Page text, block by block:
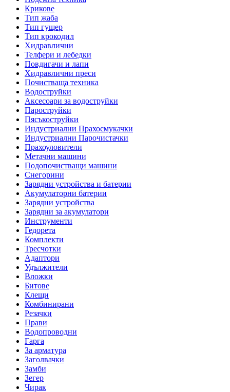
Крикове
Тип жаба
Тип гущер
Тип крокодил
Хидравлични
Телфери и лебедки
Повдигачи и лапи
Хидравлични преси
Почистваща техника
Водоструйки
Аксесоари за водоструйки
Пароструйки
Пясъкоструйки
Индустриални Прахосмукачки
Индустриални Парочистачки
Прахоуловители
Метачни машини
Подопочистващи машини
Снегорини
Зарядни устройства и батерии
Акумулаторни батерии
Зарядни устройства
Зарядни за акумулатори
Инструменти
Гедорета
Комплекти
Тресчотки
Адаптори
Удължители
Вложки
Битове
Клещи
Комбинирани
Резачки
Прави
Водопроводни
Гарга
За арматура
Заголвачки
Замби
Зегер
Чирак